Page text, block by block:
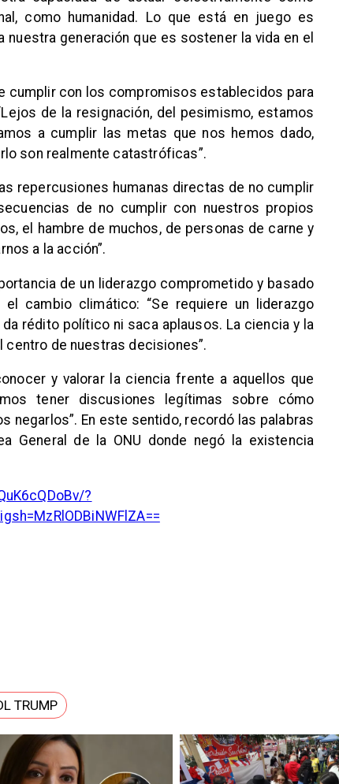
como humanidad. Lo que está en juego es
generación que es sostener la vida en el
cumplir con los compromisos establecidos para
de la resignación, del pesimismo, estamos
a cumplir las metas que nos hemos dado,
son realmente catastróficas”.
repercusiones humanas directas de no cumplir
de no cumplir con nuestros propios
el hambre de muchos, de personas de carne y
a la acción”.
de un liderazgo comprometido y basado
cambio climático: “Se requiere un liderazgo
rédito político ni saca aplausos. La ciencia y la
de nuestras decisiones”.
y valorar la ciencia frente a aquellos que
tener discusiones legítimas sobre cómo
negarlos”. En este sentido, recordó las palabras
General de la ONU donde negó la existencia
?
TRUMP